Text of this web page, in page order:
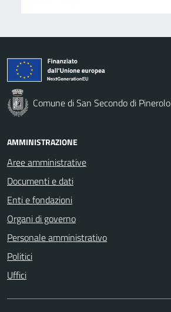
Comune di San Secondo di Pinerolo
AMMINISTRAZIONE
Aree amministrative
Documenti e dati
Enti e fondazioni
Organi di governo
Personale amministrativo
Politici
Uffici